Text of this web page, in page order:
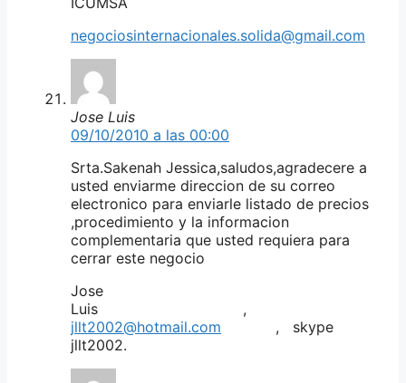
negociosinternacionales.solida@gmail.com
Jose Luis
09/10/2010 a las 00:00
Srta.Sakenah Jessica,saludos,agradecere a
usted enviarme direccion de su correo
electronico para enviarle listado de precios
,procedimiento y la informacion
complementaria que usted requiera para
cerrar este negocio
Jose
Luis ,
jllt2002@hotmail.com , skype
jllt2002.